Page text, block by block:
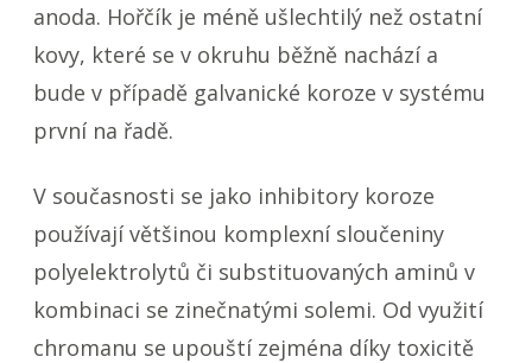
anoda. Hořčík je méně ušlechtilý než ostatní
kovy, které se v okruhu běžně nachází a
bude v případě galvanické koroze v systému
první na řadě.
V současnosti se jako inhibitory koroze
používají většinou komplexní sloučeniny
polyelektrolytů či substituovaných aminů v
kombinaci se zinečnatými solemi. Od využití
chromanu se upouští zejména díky toxicitě